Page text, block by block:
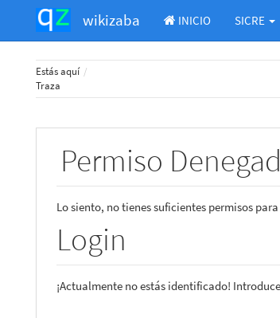
wikizaba INICIO SICRE
Estás aquí
Traza
Permiso
Lo siento, no tienes suficientes permisos
Login
¡Actualmente no estás identificado!